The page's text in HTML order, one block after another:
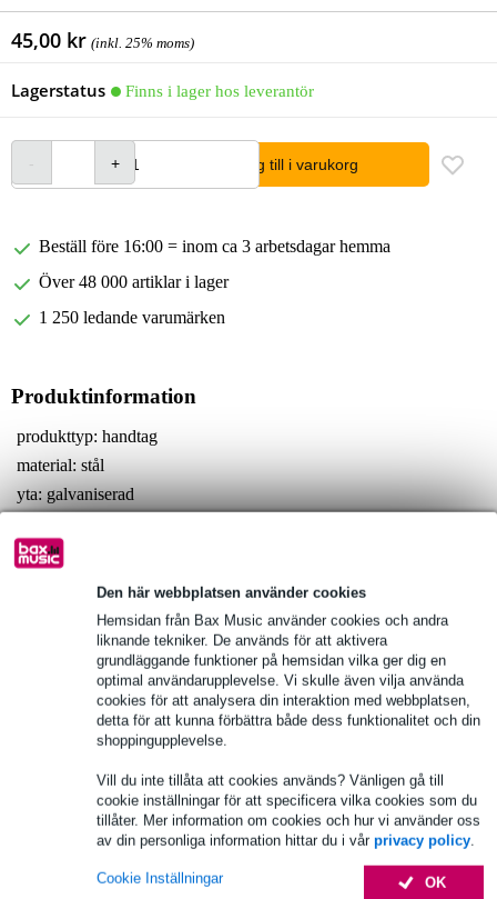
Den här webbplatsen använder cookies
Hemsidan från Bax Music använder cookies och andra
liknande tekniker. De används för att aktivera
grundläggande funktioner på hemsidan vilka ger dig en
optimal användarupplevelse. Vi skulle även vilja använda
cookies för att analysera din interaktion med webbplatsen,
detta för att kunna förbättra både dess funktionalitet och din
shoppingupplevelse.
Vill du inte tillåta att cookies används? Vänligen gå till
cookie inställningar för att specificera vilka cookies som du
tillåter. Mer information om cookies och hur vi använder oss
av din personliga information hittar du i vår privacy policy.
OK
Cookie Inställningar
45,00 kr (inkl. 25% moms)
Lagerstatus Finns i lager hos leverantör
lägg till i varukorg
Beställ före 16:00 = inom ca 3 arbetsdagar hemma
Över 48 000 artiklar i lager
1 250 ledande varumärken
Produktinformation
produkttyp: handtag
material: stål
yta: galvaniserad
Se även (1)